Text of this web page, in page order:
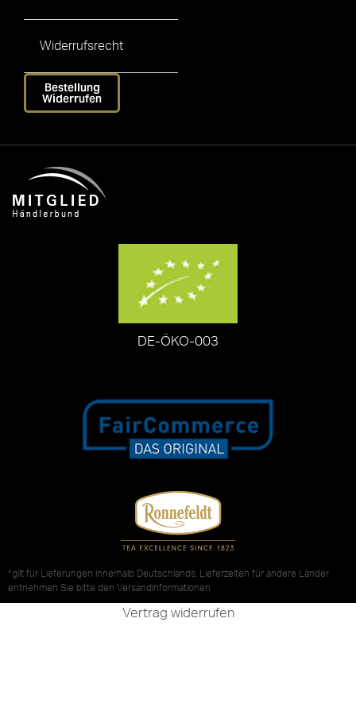
Widerrufsrecht
Bestellung
Widerrufen
DE-ÖKO-003
*gilt für Lieferungen innerhalb Deutschlands, Lieferzeiten für andere Länder
entnehmen Sie bitte den Versandinformationen
Vertrag widerrufen